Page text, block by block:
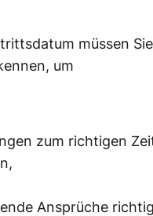
müssen Sie
um
zum richtigen
Ansprüche